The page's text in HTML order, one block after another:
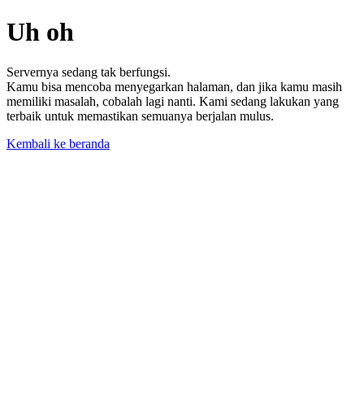
Uh oh
Servernya sedang tak berfungsi.
Kamu bisa mencoba menyegarkan halaman, dan jika kamu masih
memiliki masalah, cobalah lagi nanti. Kami sedang lakukan yang
terbaik untuk memastikan semuanya berjalan mulus.
Kembali ke beranda